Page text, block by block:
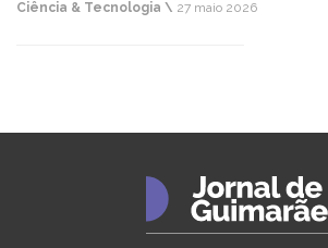
Ciência & Tecnologia \ 27 maio 2026